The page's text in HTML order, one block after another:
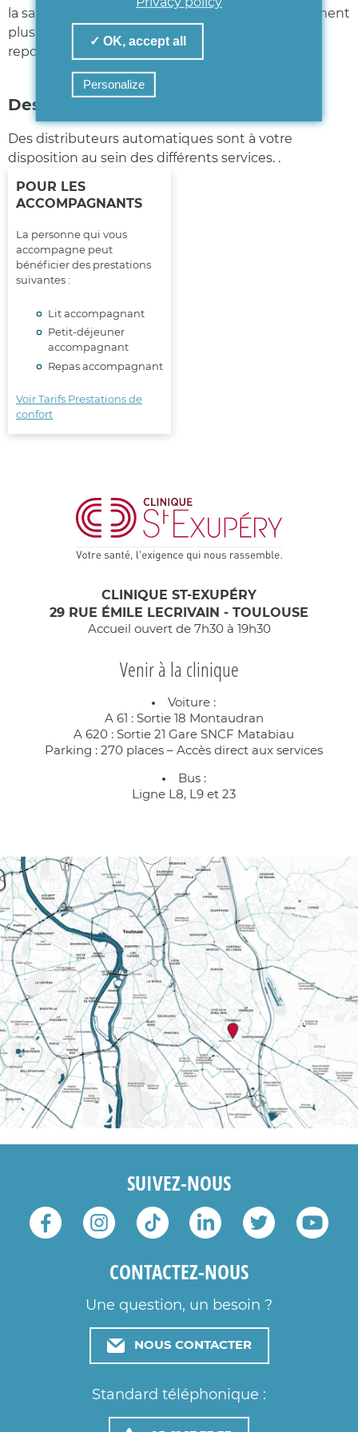
la salle d’attente conventionnelle. Cet aménagement
plus intimiste invite à la détente, à la lecture, au
repos…
Des distributeurs automatiques
Des distributeurs automatiques sont à votre
disposition au sein des différents services. .
POUR LES
ACCOMPAGNANTS
La personne qui vous
accompagne peut
bénéficier des prestations
suivantes :
Lit accompagnant
Petit-déjeuner
accompagnant
Repas accompagnant
Voir Tarifs Prestations de
confort
CLINIQUE ST-EXUPÉRY
29 RUE ÉMILE LECRIVAIN - TOULOUSE
Accueil ouvert de 7h30 à 19h30
Venir à la clinique
Voiture :
A 61 : Sortie 18 Montaudran
A 620 : Sortie 21 Gare SNCF Matabiau
Parking : 270 places – Accès direct aux services
Bus :
Ligne L8, L9 et 23
SUIVEZ-NOUS
CONTACTEZ-NOUS
Une question, un besoin ?
NOUS CONTACTER
Standard téléphonique :
✓ OK, accept all
Personalize